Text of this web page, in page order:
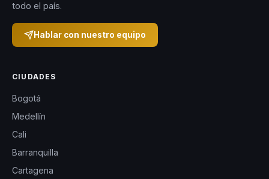
todo el país.
Hablar con nuestro equipo
CIUDADES
Bogotá
Medellín
Cali
Barranquilla
Cartagena